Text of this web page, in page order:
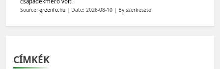
Source: greenfo.hu Date: 2026-08-10 By szerkeszto
CÍMKÉK